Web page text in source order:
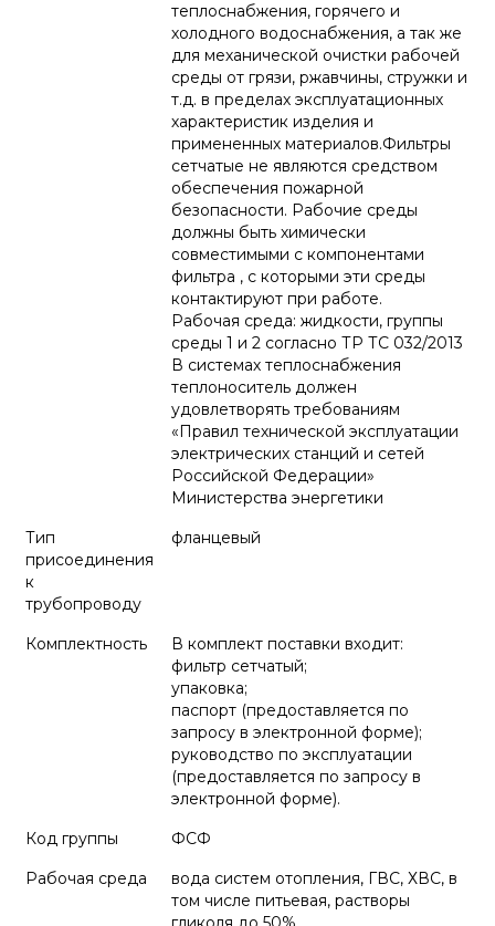
теплоснабжения, горячего и
холодного водоснабжения, а так же
для механической очистки рабочей
среды от грязи, ржавчины, стружки и
т.д. в пределах эксплуатационных
характеристик изделия и
примененных материалов.Фильтры
сетчатые не являются средством
обеспечения пожарной
безопасности. Рабочие среды
должны быть химически
совместимыми с компонентами
фильтра , с которыми эти среды
контактируют при работе.
Рабочая среда: жидкости, группы
среды 1 и 2 согласно ТР ТС 032/2013
В системах теплоснабжения
теплоноситель должен
удовлетворять требованиям
«Правил технической эксплуатации
электрических станций и сетей
Российской Федерации»
Министерства энергетики
Тип
присоединения
к
трубопроводу
фланцевый
Комплектность
В комплект поставки входит:
фильтр сетчатый;
упаковка;
паспорт (предоставляется по
запросу в электронной форме);
руководство по эксплуатации
(предоставляется по запросу в
электронной форме).
Код группы
ФСФ
Рабочая среда
вода систем отопления, ГВС, ХВС, в
том числе питьевая, растворы